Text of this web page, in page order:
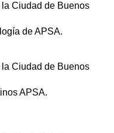
Ciudad de Buenos
de APSA.
Ciudad de Buenos
APSA.